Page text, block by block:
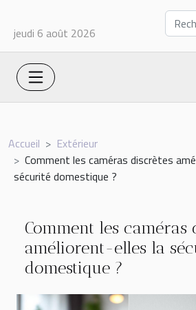
jeudi 6 août 2026
Accueil
Extérieur
Comment les caméras discrètes
sécurité domestique ?
Comment les caméras
améliorent-elles la
domestique ?